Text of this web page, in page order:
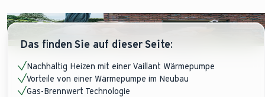
Das finden Sie auf dieser Seite:
Nachhaltig Heizen mit einer Vaillant Wärmepumpe
Vorteile von einer Wärmepumpe im Neubau
Gas-Brennwert Technologie